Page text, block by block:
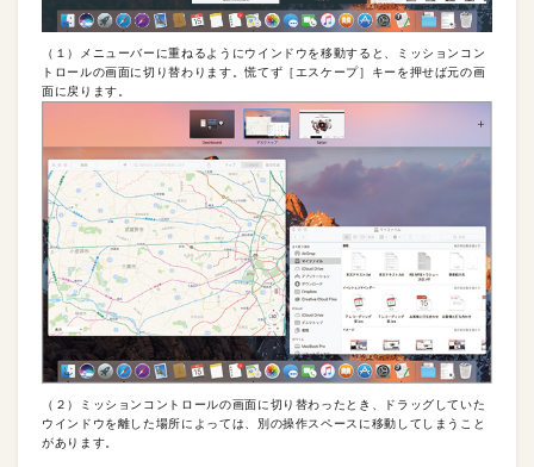
（１）メニューバーに重ねるようにウインドウを移動すると、ミッションコン
トロールの画面に切り替わります。慌てず［エスケープ］キーを押せば元の画
面に戻ります。
（２）ミッションコントロールの画面に切り替わったとき、ドラッグしていた
ウインドウを離した場所によっては、別の操作スペースに移動してしまうこと
があります。